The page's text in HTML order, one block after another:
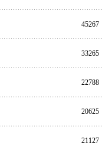
45267
33265
22788
20625
21127